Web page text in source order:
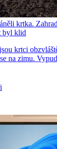
krtka.
byl klid
krtci
na zimu.